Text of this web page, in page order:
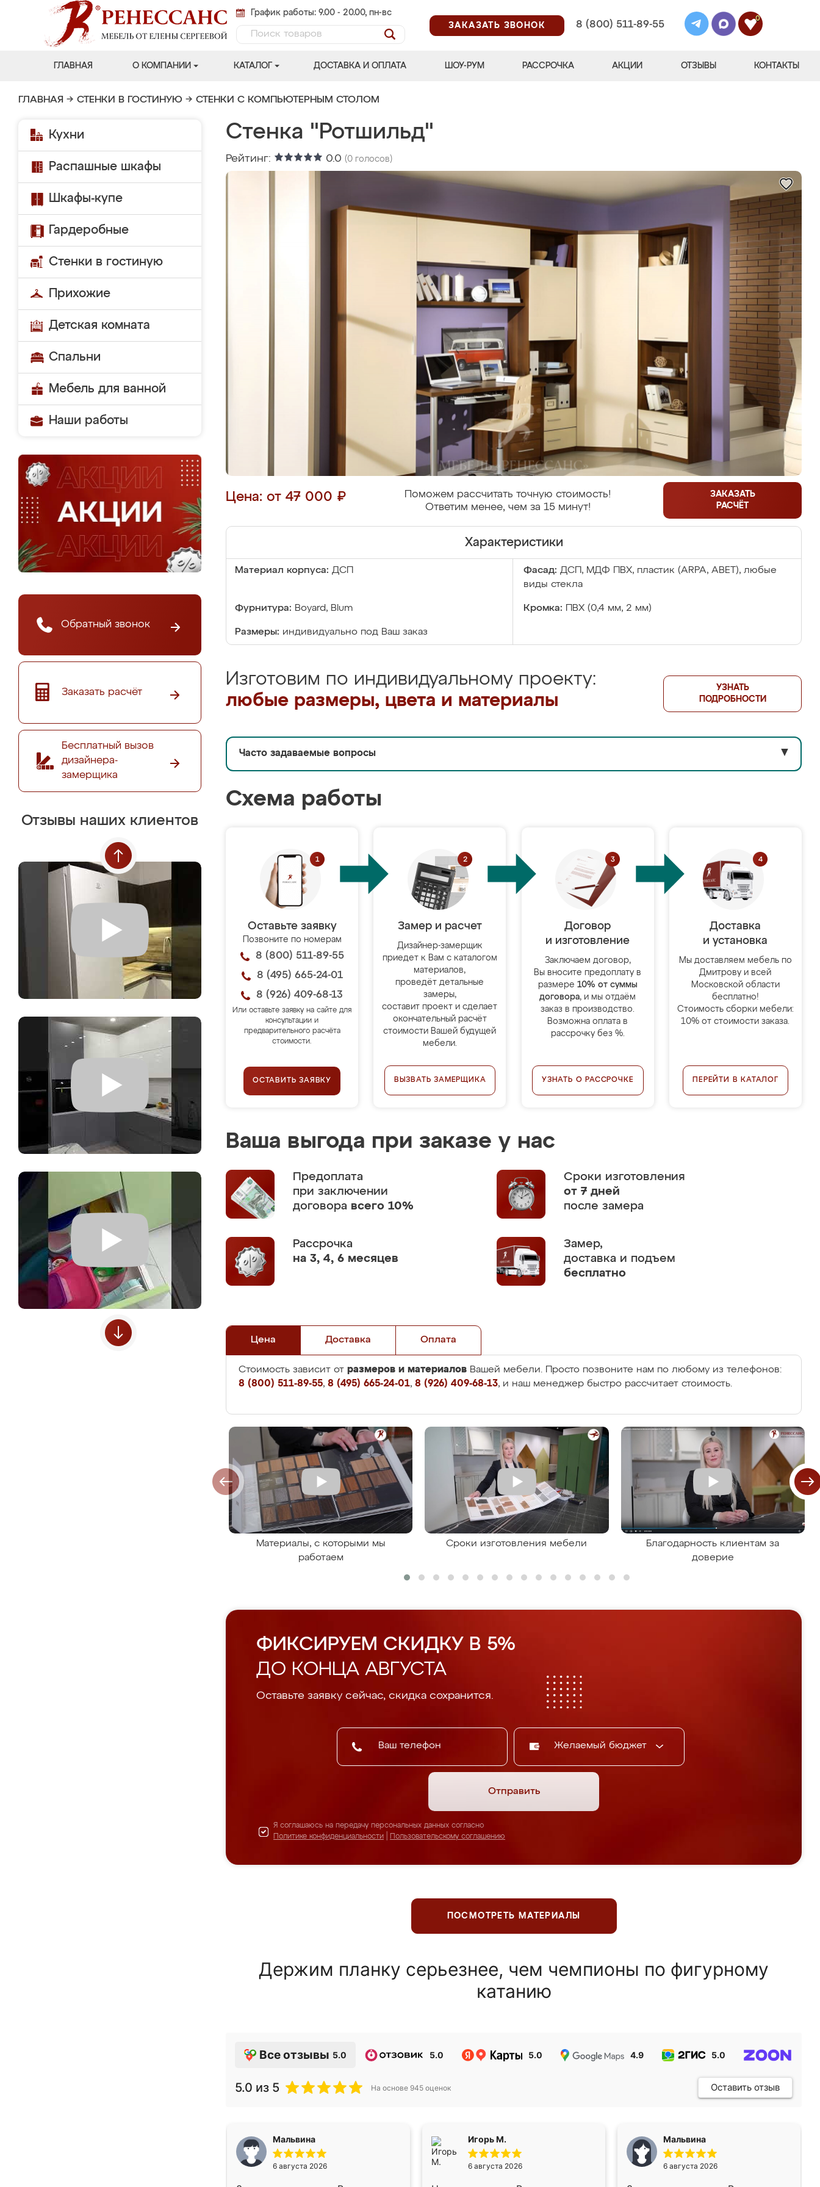
График работы: 9.00 - 20.00, пн-вс
ЗАКАЗАТЬ ЗВОНОК
8 (800) 511-89-55
0
ГЛАВНАЯ О КОМПАНИИ КАТАЛОГ ДОСТАВКА И ОПЛАТА ШОУ-РУМ РАССРОЧКА АКЦИИ ОТЗЫВЫ КОНТАКТЫ
ГЛАВНАЯ → СТЕНКИ В ГОСТИНУЮ → СТЕНКИ С КОМПЬЮТЕРНЫМ СТОЛОМ
Кухни
Распашные шкафы
Шкафы-купе
Гардеробные
Стенки в гостиную
Прихожие
Детская комната
Спальни
Мебель для ванной
Наши работы
Обратный звонок
Заказать расчёт
Бесплатный вызов
дизайнера-
замерщика
Отзывы наших клиентов
Стенка "Ротшильд"
Рейтинг: 0.0 (0 голосов)
Цена: от 47 000 ₽
Поможем рассчитать точную стоимость!
Ответим менее, чем за 15 минут!
ЗАКАЗАТЬ
РАСЧЁТ
Характеристики
Материал корпуса: ДСП Фасад: ДСП, МДФ ПВХ, пластик (ARPA, ABET), любые
виды стекла
Фурнитура: Boyard, Blum Кромка: ПВХ (0,4 мм, 2 мм)
Размеры: индивидуально под Ваш заказ
Изготовим по индивидуальному проекту:
любые размеры, цвета и материалы
УЗНАТЬ
ПОДРОБНОСТИ
Часто задаваемые вопросы ▼
Схема работы
Оставьте заявку
Позвоните по номерам
8 (800) 511-89-55
8 (495) 665-24-01
8 (926) 409-68-13
Или оставьте заявку на сайте для
консультации и
предварительного расчёта
стоимости.
ОСТАВИТЬ ЗАЯВКУ
Замер и расчет
Дизайнер-замерщик
приедет к Вам с каталогом
материалов,
проведёт детальные
замеры,
составит проект и сделает
окончательный расчёт
стоимости Вашей будущей
мебели.
ВЫЗВАТЬ ЗАМЕРЩИКА
Договор
и изготовление
Заключаем договор,
Вы вносите предоплату в
размере 10% от суммы
договора, и мы отдаём
заказ в производство.
Возможна оплата в
рассрочку без %.
УЗНАТЬ О РАССРОЧКЕ
Доставка
и установка
Мы доставляем мебель по
Дмитрову и всей
Московской области
бесплатно!
Стоимость сборки мебели:
10% от стоимости заказа.
ПЕРЕЙТИ В КАТАЛОГ
Ваша выгода при заказе у нас
Предоплата
при заключении
договора всего 10%
Сроки изготовления
от 7 дней
после замера
Рассрочка
на 3, 4, 6 месяцев
Замер,
доставка и подъем
бесплатно
Цена Доставка Оплата
Стоимость зависит от размеров и материалов Вашей мебели. Просто позвоните нам по любому из телефонов:
8 (800) 511-89-55, 8 (495) 665-24-01, 8 (926) 409-68-13, и наш менеджер быстро рассчитает стоимость.
Материалы, с которыми мы
работаем
Сроки изготовления мебели
Благодарность клиентам за
доверие
ФИКСИРУЕМ СКИДКУ В 5%
ДО КОНЦА АВГУСТА
Оставьте заявку сейчас, скидка сохранится.
Желаемый бюджет
Отправить
Я соглашаюсь на передачу персональных данных согласно
Политике конфиденциальности
Пользовательскому соглашению
ПОСМОТРЕТЬ МАТЕРИАЛЫ
Держим планку серьезнее, чем чемпионы по фигурному
катанию
Все отзывы 5.0 5.0 5.0 4.9 5.0
5.0 из 5 На основе 945 оценок Оставить отзыв
Мальвина
6 августа 2026
Игорь М.
6 августа 2026
Мальвина
6 августа 2026